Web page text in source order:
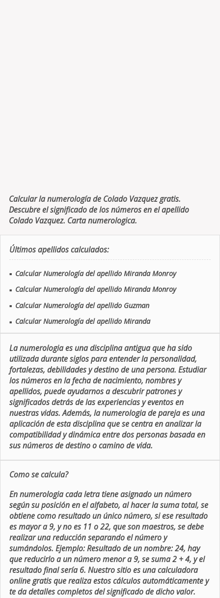
Calcular la numerología de Colado Vazquez gratis.
Descubre el significado de los números en el apellido
Colado Vazquez. Carta numerologica.
Últimos apellidos calculados:
■ Calcular Numerología del apellido Miranda Monroy
■ Calcular Numerología del apellido Miranda Monroy
■ Calcular Numerología del apellido Guzman
■ Calcular Numerología del apellido Miranda
La numerologia es una disciplina antigua que ha sido
utilizada durante siglos para entender la personalidad,
fortalezas, debilidades y destino de una persona. Estudiar
los números en la fecha de nacimiento, nombres y
apellidos, puede ayudarnos a descubrir patrones y
significados detrás de las experiencias y eventos en
nuestras vidas. Además, la numerologia de pareja es una
aplicación de esta disciplina que se centra en analizar la
compatibilidad y dinámica entre dos personas basada en
sus números de destino o camino de vida.
Como se calcula?
En numerologia cada letra tiene asignado un número
según su posición en el alfabeto, al hacer la suma total, se
obtiene como resultado un único número, si ese resultado
es mayor a 9, y no es 11 o 22, que son maestros, se debe
realizar una reducción separando el número y
sumándolos. Ejemplo: Resultado de un nombre: 24, hay
que reducirlo a un número menor a 9, se suma 2 + 4, y el
resultado final sería 6. Nuestro sitio es una calculadora
online gratis que realiza estos cálculos automáticamente y
te da detalles completos del significado de dicho valor.